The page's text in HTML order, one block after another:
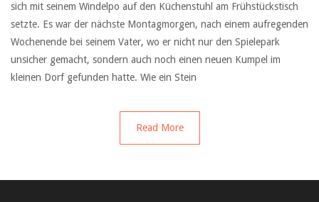
sich mit seinem Windelpo auf den Küchenstuhl am Frühstückstisch
setzte. Es war der nächste Montagmorgen, nach einem aufregenden
Wochenende bei seinem Vater, wo er nicht nur den Spielepark
unsicher gemacht, sondern auch noch einen neuen Kumpel im
kleinen Dorf gefunden hatte. Wie ein Stein
Read More